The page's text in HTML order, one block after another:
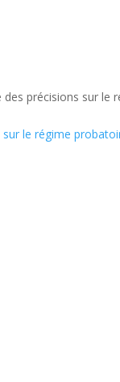
précisions sur le
le régime